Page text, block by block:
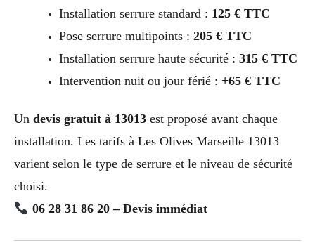
Installation serrure standard : 125 € TTC
Pose serrure multipoints : 205 € TTC
Installation serrure haute sécurité : 315 € TTC
Intervention nuit ou jour férié : +65 € TTC
Un devis gratuit à 13013 est proposé avant chaque
installation. Les tarifs à Les Olives Marseille 13013
varient selon le type de serrure et le niveau de sécurité
choisi.
06 28 31 86 20 – Devis immédiat